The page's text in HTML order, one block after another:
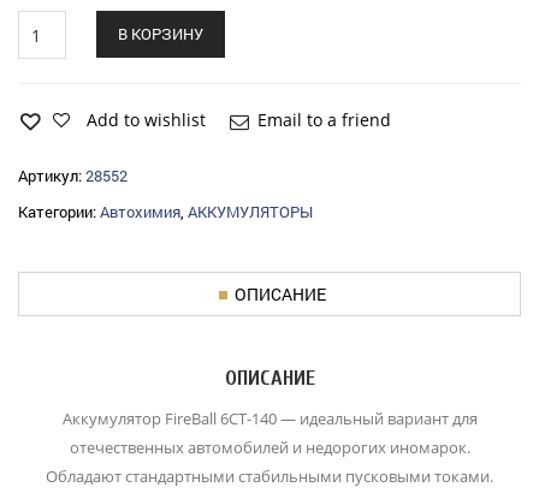
FIRE
прямая
quantity
В КОРЗИНУ
Add to wishlist Email to a friend
Артикул:28552
Категории:Автохимия, АККУМУЛЯТОРЫ
ОПИСАНИЕ
ОПИСАНИЕ
Аккумулятор FireBall 6СТ-140 — идеальный вариант для
отечественных автомобилей и недорогих иномарок.
Обладают стандартными стабильными пусковыми токами.